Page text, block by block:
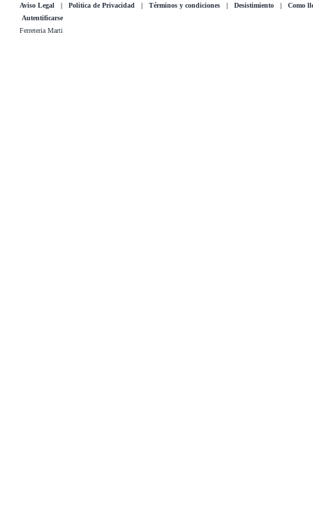
Aviso Legal | Politica de Privacidad | Términos y condiciones | Desistimiento | Como
Autentificarse
Ferreteria Marti